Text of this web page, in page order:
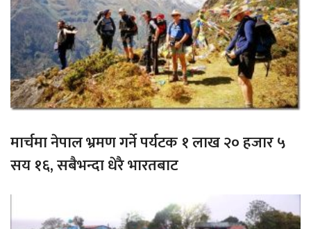
मार्चमा नेपाल भ्रमण गर्ने पर्यटक १ लाख २० हजार ५
सय १६, सबैभन्दा धेरै भारतबाट